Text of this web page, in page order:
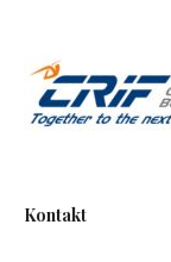
Kontakt